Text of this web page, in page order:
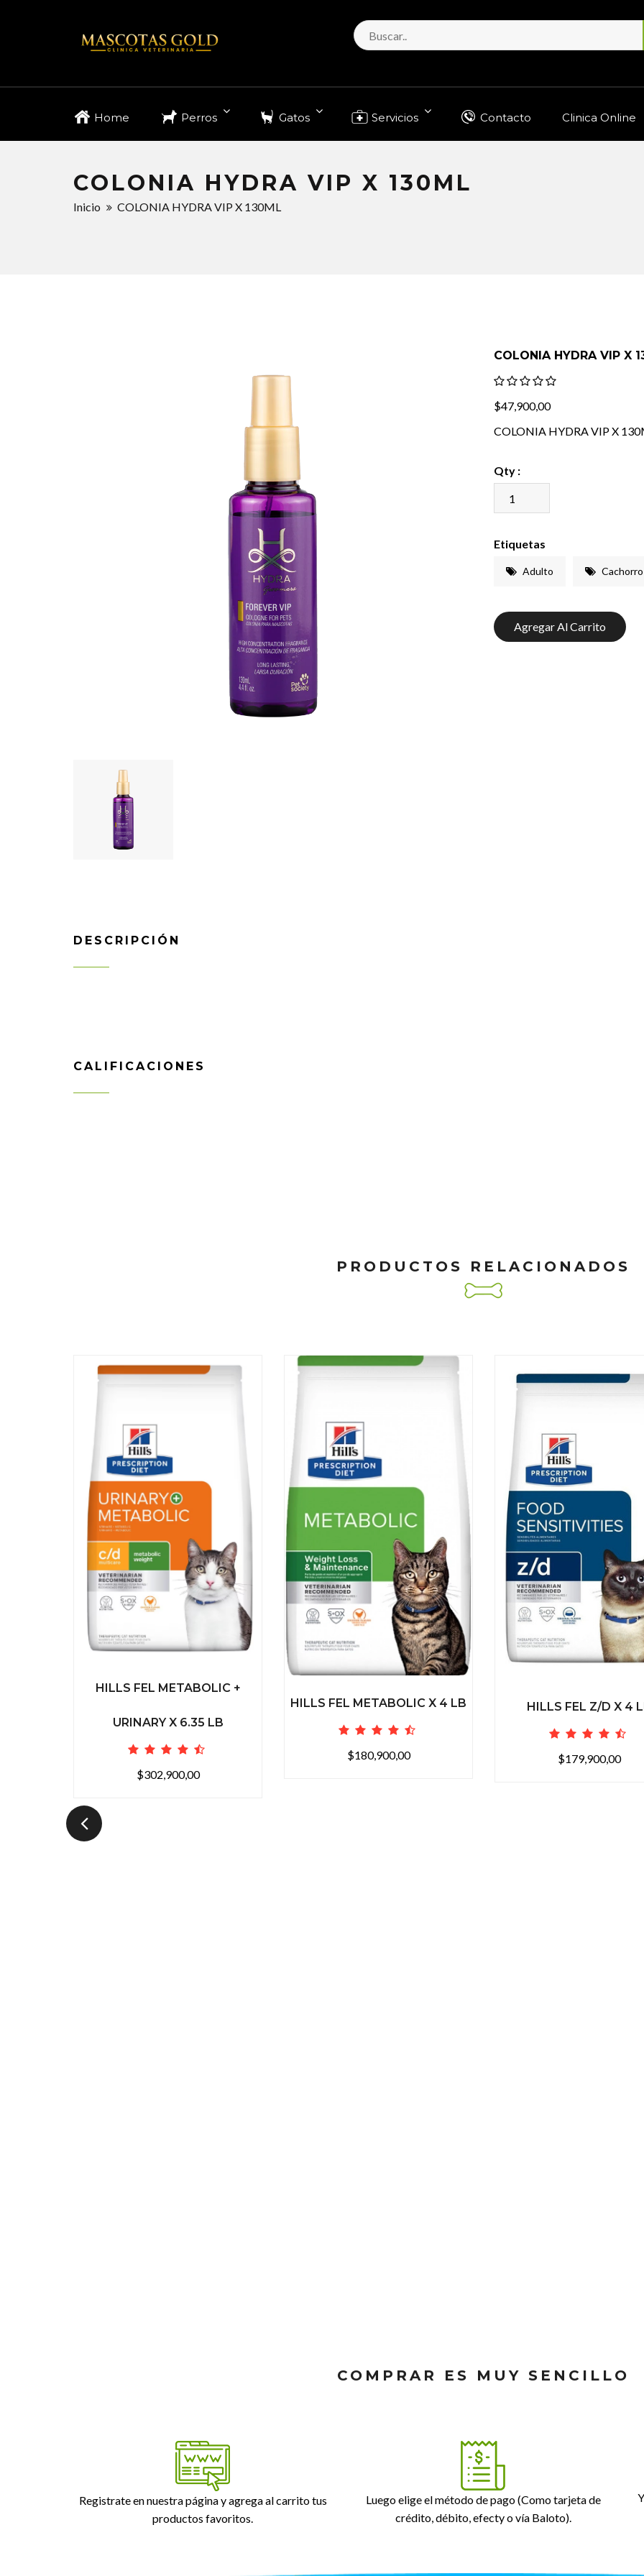
Home Perros Gatos Servicios Contacto Clinica Online
COLONIA HYDRA VIP X 130ML
Inicio COLONIA HYDRA VIP X 130ML
COLONIA HYDRA VIP X
$47,900,00
COLONIA HYDRA VIP X
Qty :
Etiquetas
Adulto Cachorro
Agregar Al Carrito
DESCRIPCIÓN
CALIFICACIONES
PRODUCTOS RELACIONADOS
HILLS FEL METABOLIC +
URINARY X 6.35 LB
$302,900,00
HILLS FEL METABOLIC X 4 LB
$180,900,00
HILLS FEL Z/D X 4
$179,900,00
COMPRAR ES MUY SENCILLO
Registrate en nuestra página y agrega al carrito tus
productos favoritos.
Luego elige el método de pago (Como tarjeta de
crédito, débito, efecty o vía Baloto).